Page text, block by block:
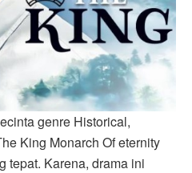
genre Historical,
King Monarch Of eternity
tepat. Karena, drama ini